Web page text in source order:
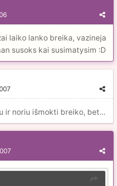
laiko lanko breika, vazineja
susoks kai susimatysim :D
ir noriu išmokti breiko, bet...